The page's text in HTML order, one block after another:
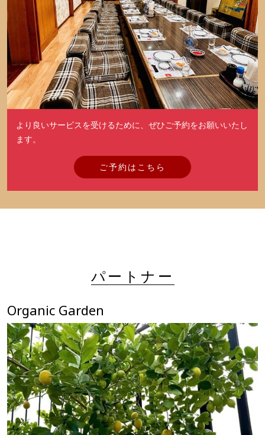
より良いサービスを受けるために、ぜひご予約をお願いいたし
ます。
ご予約はこちら
パートナー
Organic Garden